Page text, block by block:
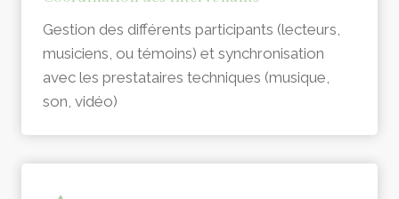
Gestion des différents participants (lecteurs,
musiciens, ou témoins) et synchronisation
avec les prestataires techniques (musique,
son, vidéo)